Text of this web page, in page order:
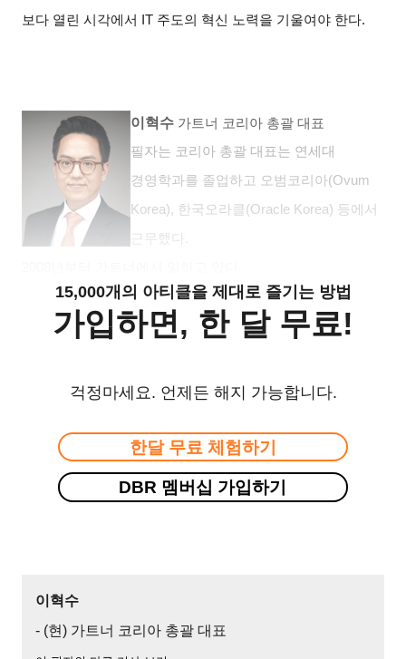
보다 열린 시각에서
IT 주도의 혁신 노력을 기울여야 한다.
이혁수 가트너 코리아 총괄 대표
필자는 코리아 총괄 대표는 연세대
경영학과를 졸업하고 오범코리아(Ovum
Korea), 한국오라클(Oracle Korea) 등에서
근무했다
15,000개의 아티클을 제대로 즐기는 방법
가입하면, 한 달 무료!
걱정마세요. 언제든 해지 가능합니다.
한달 무료 체험하기
DBR 멤버십 가입하기
이혁수
- (현) 가트너 코리아 총괄 대표